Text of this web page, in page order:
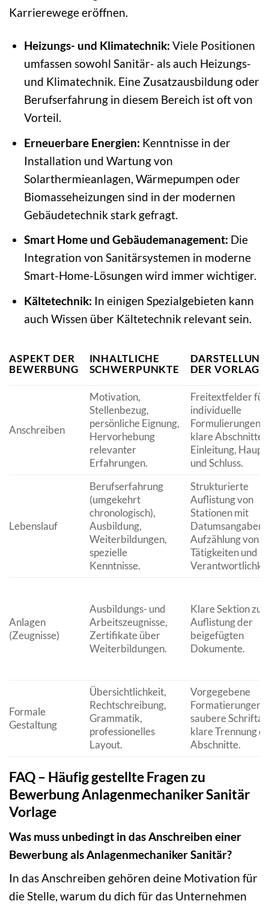
Karrierewege eröffnen.
Heizungs- und Klimatechnik: Viele Positionen
umfassen sowohl Sanitär- als auch Heizungs-
und Klimatechnik. Eine Zusatzausbildung oder
Berufserfahrung in diesem Bereich ist oft von
Vorteil.
Erneuerbare Energien: Kenntnisse in der
Installation und Wartung von
Solarthermieanlagen, Wärmepumpen oder
Biomasseheizungen sind in der modernen
Gebäudetechnik stark gefragt.
Smart Home und Gebäudemanagement: Die
Integration von Sanitärsystemen in moderne
Smart-Home-Lösungen wird immer wichtiger.
Kältetechnik: In einigen Spezialgebieten kann
auch Wissen über Kältetechnik relevant sein.
ASPEKT DER
BEWERBUNG
INHALTLICHE
SCHWERPUNKTE
DER VORLAGE
Anschreiben
Motivation,
Stellenbezug,
persönliche Eignung,
Hervorhebung
relevanter
Erfahrungen.
Freitextfelder für
individuelle
Formulierungen,
klare Abschnitte
Einleitung,
und Schluss.
Lebenslauf
Berufserfahrung
(umgekehrt
chronologisch),
Ausbildung,
Weiterbildungen,
spezielle
Kenntnisse.
Strukturierte
Auflistung von
Stationen mit
Datumsangaben,
Aufzählung von
Tätigkeiten und
Anlagen
(Zeugnisse)
Ausbildungs- und
Arbeitszeugnisse,
Zertifikate über
Weiterbildungen.
Klare Sektion zur
Auflistung der
beigefügten
Dokumente.
Formale
Gestaltung
Übersichtlichkeit,
Rechtschreibung,
Grammatik,
professionelles
Layout.
Vorgegebene
Formatierungen,
saubere
klare Trennung
Abschnitte.
FAQ – Häufig gestellte Fragen zu
Bewerbung Anlagenmechaniker Sanitär
Vorlage
Was muss unbedingt in das Anschreiben einer
Bewerbung als Anlagenmechaniker Sanitär?
In das Anschreiben gehören deine Motivation für
die Stelle, warum du dich für das Unternehmen